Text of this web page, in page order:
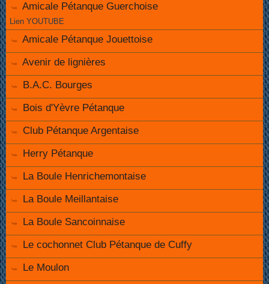
Amicale Pétanque Guerchoise
Lien YOUTUBE
Amicale Pétanque Jouettoise
Avenir de lignières
B.A.C. Bourges
Bois d'Yèvre Pétanque
Club Pétanque Argentaise
Herry Pétanque
La Boule Henrichemontaise
La Boule Meillantaise
La Boule Sancoinnaise
Le cochonnet Club Pétanque de Cuffy
Le Moulon